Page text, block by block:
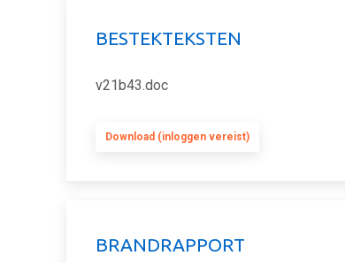
BESTEKTEKSTEN
v21b43.doc
Download (inloggen vereist)
BRANDRAPPORT